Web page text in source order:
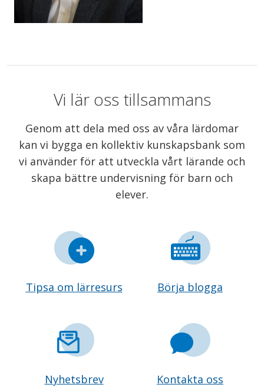
Vi lär oss tillsammans
Genom att dela med oss av våra lärdomar
kan vi bygga en kollektiv kunskapsbank som
vi använder för att utveckla vårt lärande och
skapa bättre undervisning för barn och
elever.
Tipsa om lärresurs Börja blogga
Nyhetsbrev Kontakta oss